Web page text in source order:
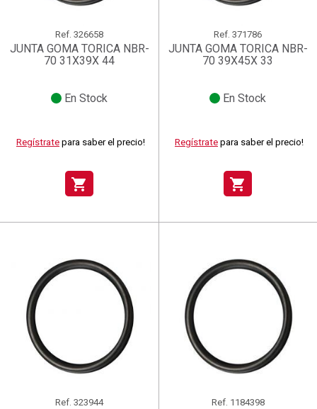
Ref. 326658
JUNTA GOMA TORICA NBR-
70 31X39X 44
En Stock
Regístrate para saber el precio!
shopping_cart
Ref. 371786
JUNTA GOMA TORICA NBR-
70 39X45X 33
En Stock
Regístrate para saber el precio!
shopping_cart
Ref. 323944 Ref. 1184398